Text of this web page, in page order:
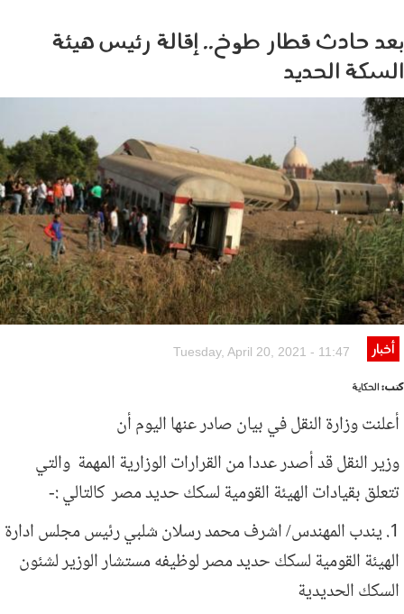
بعد حادث قطار طوخ.. إقالة رئيس هيئة
السكة الحديد
_118104986_hi066836959.jpg
أخبار Tuesday, April 20, 2021 - 11:47
كتب:الحكاية
أعلنت وزارة النقل في بيان صادر عنها اليوم أن
وزير النقل قد أصدر عددا من القرارات الوزارية المهمة والتي
تتعلق بقيادات الهيئة القومية لسكك حديد مصر كالتالي :-
1. يندب المهندس/ اشرف محمد رسلان شلبي رئيس مجلس ادارة
الهيئة القومية لسكك حديد مصر لوظيفه مستشار الوزير لشئون
السكك الحديدية